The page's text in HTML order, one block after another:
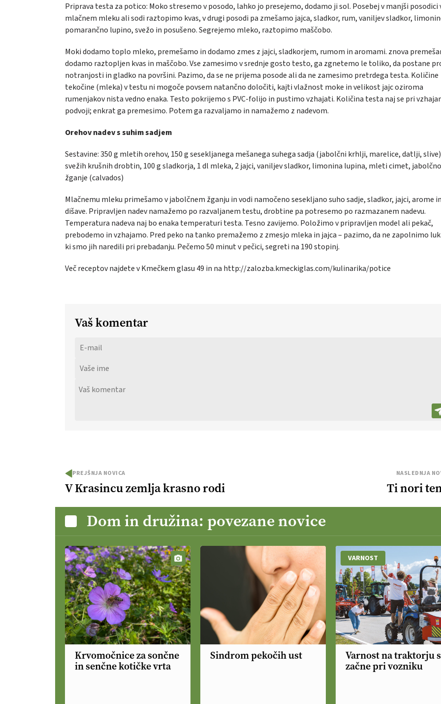
Priprava testa za potico: Moko stresemo v posodo, lahko jo presejemo, dodamo ji sol. Posebej v manjši posodici
mlačnem mleku ali sodi raztopimo kvas, v drugi posodi pa zmešamo jajca, sladkor, rum, vaniljev sladkor,
pomarančno lupino, svežo in posušeno. Segrejemo mleko, raztopimo maščobo.
Moki dodamo toplo mleko, premešamo in dodamo zmes z jajci, sladkorjem, rumom in aromami. znova
dodamo raztopljen kvas in maščobo. Vse zamesimo v srednje gosto testo, ga zgnetemo le toliko, da postane
notranjosti in gladko na površini. Pazimo, da se ne prijema posode ali da ne zamesimo pretrdega testa. Količine
tekočine (mleka) v testu ni mogoče povsem natančno določiti, kajti vlažnost moke in velikost jajc oziroma
rumenjakov nista vedno enaka. Testo pokrijemo s PVC-folijo in pustimo vzhajati. Količina testa naj se pri
podvoji; enkrat ga premesimo. Potem ga razvaljamo in namažemo z nadevom.
Orehov nadev s suhim sadjem
Sestavine:350 g mletih orehov, 150 g sesekljanega mešanega suhega sadja (jabolčni krhlji, marelice, datlji,
svežih krušnih drobtin, 100 g sladkorja, 1 dl mleka, 2 jajci, vaniljev sladkor, limonina lupina, mleti cimet, jabolčno
žganje (calvados)
Mlačnemu mleku primešamo v jabolčnem žganju in vodi namočeno sesekljano suho sadje, sladkor, jajci, arome in
dišave. Pripravljen nadev namažemo po razvaljanem testu, drobtine pa potresemo po razmazanem nadevu.
Temperatura nadeva naj bo enaka temperaturi testa. Tesno zavijemo. Položimo v pripravljen model ali pekač,
prebodemo in vzhajamo. Pred peko na tanko premažemo z zmesjo mleka in jajca – pazimo, da ne zapolnimo
ki smo jih naredili pri prebadanju. Pečemo 50 minut v pečici, segreti na 190 stopinj.
Več receptov najdete v Kmečkem glasu 49 in na http://zalozba.kmeckiglas.com/kulinarika/potice
Vaš komentar
PREJŠNJA NOVICA
V Krasincu zemlja krasno rodi
NASLEDNJA
Ti nori
Dom in družina: povezane novice
Krvomočnice za sončne
in senčne kotičke vrta
Sindrom pekočih ust
VARNOST
Varnost na traktorju
začne pri vozniku